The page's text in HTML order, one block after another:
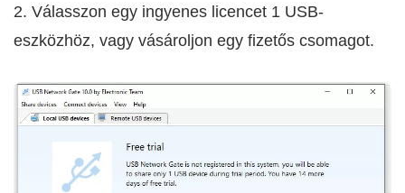
2. Válasszon egy ingyenes licencet 1 USB-
eszközhöz, vagy vásároljon egy fizetős csomagot.